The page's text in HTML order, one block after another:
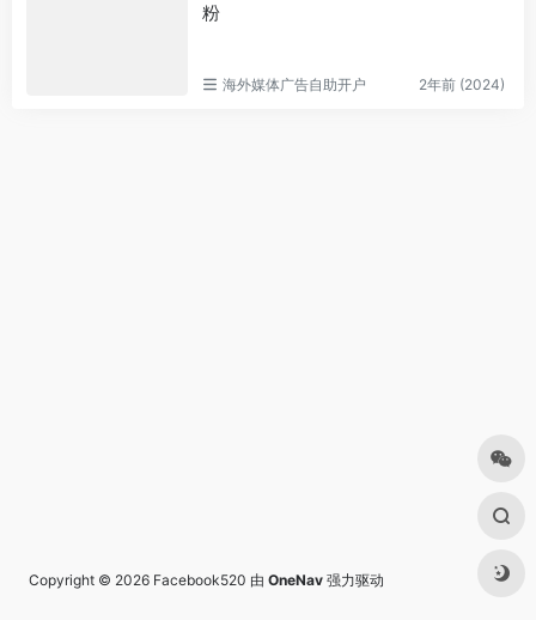
粉
海外媒体广告自助开户 2年前 (2024)
Copyright © 2026 Facebook520 由 OneNav 强力驱动